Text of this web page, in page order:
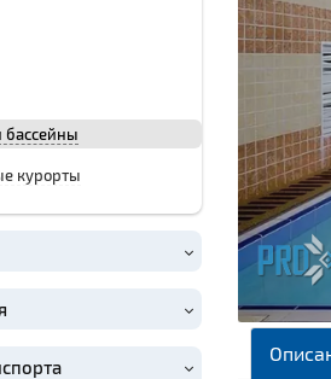
бассейны
курорты